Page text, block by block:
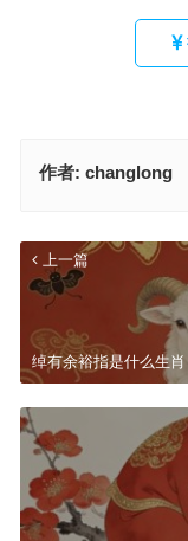
作者: changlong
上一篇
绰有余裕指是什么生